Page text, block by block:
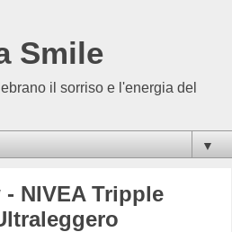
Smile
il sorriso e l'energia del
▼
NIVEA Tripple